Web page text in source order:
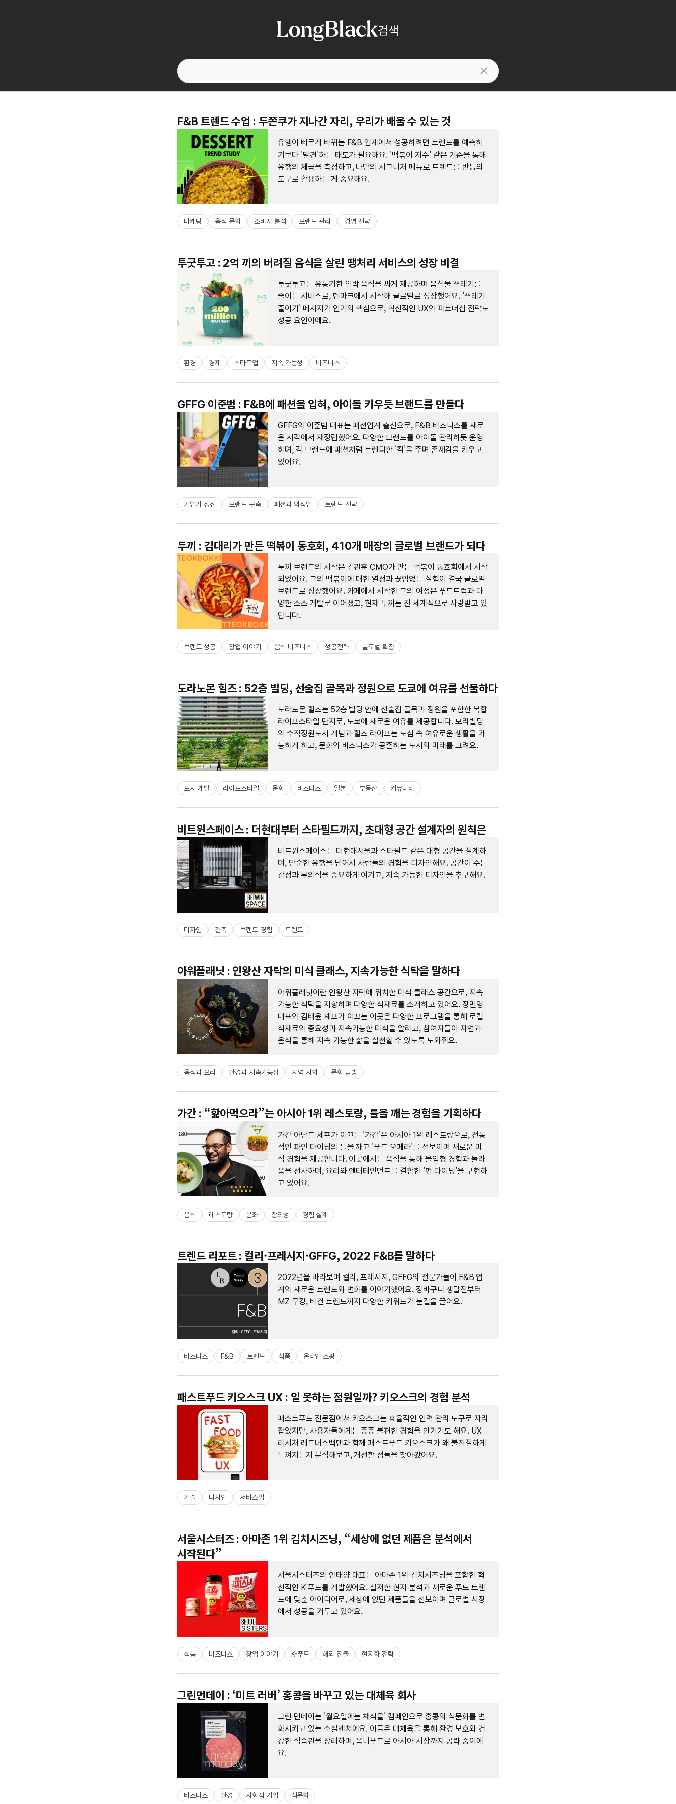
검색
F&B 트렌드 수업 : 두쫀쿠가 지나간 자리, 우리가 배울 수 있는 것
유행이 빠르게 바뀌는 F&B 업계에서 성공하려면 트렌드를 예측하
기보다 '발견'하는 태도가 필요해요. '떡볶이 지수' 같은 기준을 통해
유행의 체급을 측정하고, 나만의 시그니처 메뉴로 트렌드를 반등의
도구로 활용하는 게 중요해요.
마케팅 음식 문화 소비자 분석 브랜드 관리 경영 전략
투굿투고 : 2억 끼의 버려질 음식을 살린 땡처리 서비스의 성장 비결
투굿투고는 유통기한 임박 음식을 싸게 제공하며 음식물 쓰레기를
줄이는 서비스로, 덴마크에서 시작해 글로벌로 성장했어요. '쓰레기
줄이기' 메시지가 인기의 핵심으로, 혁신적인 UX와 파트너십 전략도
성공 요인이에요.
환경 경제 스타트업 지속 가능성 비즈니스
GFFG 이준범 : F&B에 패션을 입혀, 아이돌 키우듯 브랜드를 만들다
GFFG의 이준범 대표는 패션업계 출신으로, F&B 비즈니스를 새로
운 시각에서 재정립했어요. 다양한 브랜드를 아이돌 관리하듯 운영
하며, 각 브랜드에 패션처럼 트렌디한 '킥'을 주며 존재감을 키우고
있어요.
기업가 정신 브랜드 구축 패션과 외식업 트렌드 전략
두끼 : 김대리가 만든 떡볶이 동호회, 410개 매장의 글로벌 브랜드가 되다
두끼 브랜드의 시작은 김관훈 CMO가 만든 떡볶이 동호회에서 시작
되었어요. 그의 떡볶이에 대한 열정과 끊임없는 실험이 결국 글로벌
브랜드로 성장했어요. 카페에서 시작한 그의 여정은 푸드트럭과 다
양한 소스 개발로 이어졌고, 현재 두끼는 전 세계적으로 사랑받고 있
답니다.
브랜드 성공 창업 이야기 음식 비즈니스 성공전략 글로벌 확장
도라노몬 힐즈 : 52층 빌딩, 선술집 골목과 정원으로 도쿄에 여유를 선물하다
도라노몬 힐즈는 52층 빌딩 안에 선술집 골목과 정원을 포함한 복합
라이프스타일 단지로, 도쿄에 새로운 여유를 제공합니다. 모리빌딩
의 수직정원도시 개념과 힐즈 라이프는 도심 속 여유로운 생활을 가
능하게 하고, 문화와 비즈니스가 공존하는 도시의 미래를 그려요.
도시 개발 라이프스타일 문화 비즈니스 일본 부동산 커뮤니티
비트윈스페이스 : 더현대부터 스타필드까지, 초대형 공간 설계자의 원칙은
비트윈스페이스는 더현대서울과 스타필드 같은 대형 공간을 설계하
며, 단순한 유행을 넘어서 사람들의 경험을 디자인해요. 공간이 주는
감정과 무의식을 중요하게 여기고, 지속 가능한 디자인을 추구해요.
디자인 건축 브랜드 경험 트렌드
아워플래닛 : 인왕산 자락의 미식 클래스, 지속가능한 식탁을 말하다
아워플래닛이란 인왕산 자락에 위치한 미식 클래스 공간으로, 지속
가능한 식탁을 지향하며 다양한 식재료를 소개하고 있어요. 장민영
대표와 김태윤 셰프가 이끄는 이곳은 다양한 프로그램을 통해 로컬
식재료의 중요성과 지속가능한 미식을 알리고, 참여자들이 자연과
음식을 통해 지속 가능한 삶을 실천할 수 있도록 도와줘요.
음식과 요리 환경과 지속가능성 지역 사회 문화 탐방
가간 : “핥아먹으라”는 아시아 1위 레스토랑, 틀을 깨는 경험을 기획하다
가간 아난드 셰프가 이끄는 '가간'은 아시아 1위 레스토랑으로, 전통
적인 파인 다이닝의 틀을 깨고 '푸드 오페라'를 선보이며 새로운 미
식 경험을 제공합니다. 이곳에서는 음식을 통해 몰입형 경험과 놀라
움을 선사하며, 요리와 엔터테인먼트를 결합한 '펀 다이닝'을 구현하
고 있어요.
음식 레스토랑 문화 창의성 경험 설계
트렌드 리포트 : 컬리·프레시지·GFFG, 2022 F&B를 말하다
2022년을 바라보며 컬리, 프레시지, GFFG의 전문가들이 F&B 업
계의 새로운 트렌드와 변화를 이야기했어요. 장바구니 쟁탈전부터
MZ 쿠킹, 비건 트렌드까지 다양한 키워드가 눈길을 끌어요.
비즈니스 F&B 트렌드 식품 온라인 쇼핑
패스트푸드 키오스크 UX : 일 못하는 점원일까? 키오스크의 경험 분석
패스트푸드 전문점에서 키오스크는 효율적인 인력 관리 도구로 자리
잡았지만, 사용자들에게는 종종 불편한 경험을 안기기도 해요. UX
리서처 레드버스백맨과 함께 패스트푸드 키오스크가 왜 불친절하게
느껴지는지 분석해보고, 개선할 점들을 찾아봤어요.
기술 디자인 서비스업
서울시스터즈 : 아마존 1위 김치시즈닝, “세상에 없던 제품은 분석에서
시작된다”
서울시스터즈의 안태양 대표는 아마존 1위 김치시즈닝을 포함한 혁
신적인 K 푸드를 개발했어요. 철저한 현지 분석과 새로운 푸드 트렌
드에 맞춘 아이디어로, 세상에 없던 제품들을 선보이며 글로벌 시장
에서 성공을 거두고 있어요.
식품 비즈니스 창업 이야기 K-푸드 해외 진출 현지화 전략
그린먼데이 : ‘미트 러버’ 홍콩을 바꾸고 있는 대체육 회사
그린 먼데이는 '월요일에는 채식을' 캠페인으로 홍콩의 식문화를 변
화시키고 있는 소셜벤처에요. 이들은 대체육을 통해 환경 보호와 건
강한 식습관을 장려하며, 옴니푸드로 아시아 시장까지 공략 중이에
요.
비즈니스 환경 사회적 기업 식문화